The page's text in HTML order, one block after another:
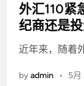
s
t
d
n
外汇110紧
纪商还是投
近年来，随着
byadmin • 5月